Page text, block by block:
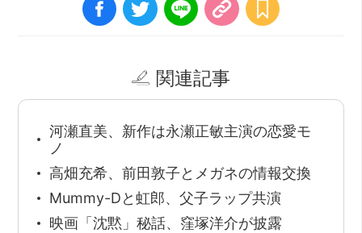
関連記事
河瀬直美、新作は永瀬正敏主演の恋愛モ
ノ
高畑充希、前田敦子とメガネの情報交換
Mummy-Dと虹郎、父子ラップ共演
映画「沈黙」秘話、窪塚洋介が披露